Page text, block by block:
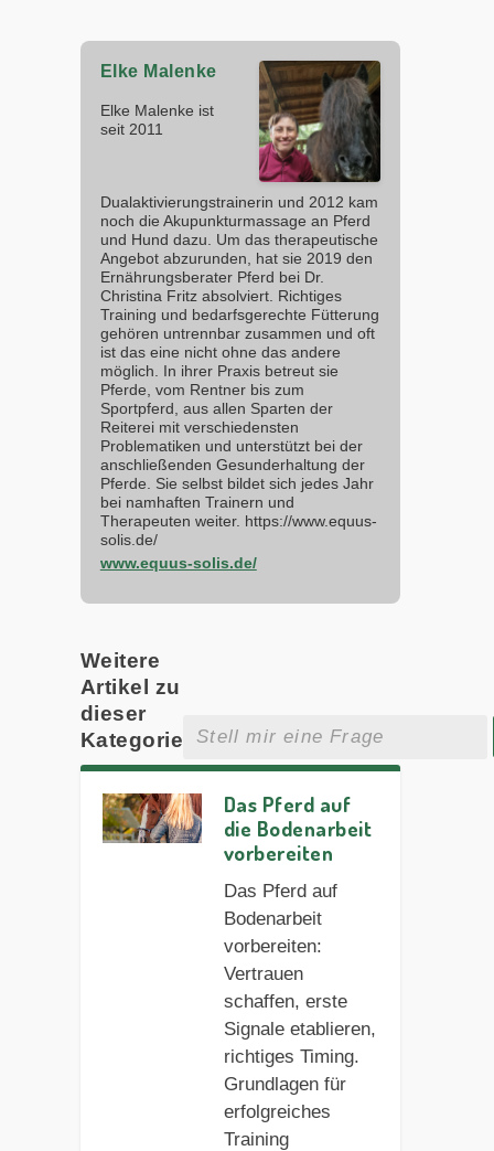
Elke Malenke
Elke Malenke ist
seit 2011
Dualaktivierungstrainerin und 2012 kam
noch die Akupunkturmassage an Pferd
und Hund dazu. Um das therapeutische
Angebot abzurunden, hat sie 2019 den
Ernährungsberater Pferd bei Dr.
Christina Fritz absolviert. Richtiges
Training und bedarfsgerechte Fütterung
gehören untrennbar zusammen und oft
ist das eine nicht ohne das andere
möglich. In ihrer Praxis betreut sie
Pferde, vom Rentner bis zum
Sportpferd, aus allen Sparten der
Reiterei mit verschiedensten
Problematiken und unterstützt bei der
anschließenden Gesunderhaltung der
Pferde. Sie selbst bildet sich jedes Jahr
bei namhaften Trainern und
Therapeuten weiter. https://www.equus-
solis.de/
www.equus-solis.de/
Weitere
Artikel zu
dieser
Kategorie
Das Pferd auf
die Bodenarbeit
vorbereiten
Das Pferd auf
Bodenarbeit
vorbereiten:
Vertrauen
schaffen, erste
Signale etablieren,
richtiges Timing.
Grundlagen für
erfolgreiches
Training